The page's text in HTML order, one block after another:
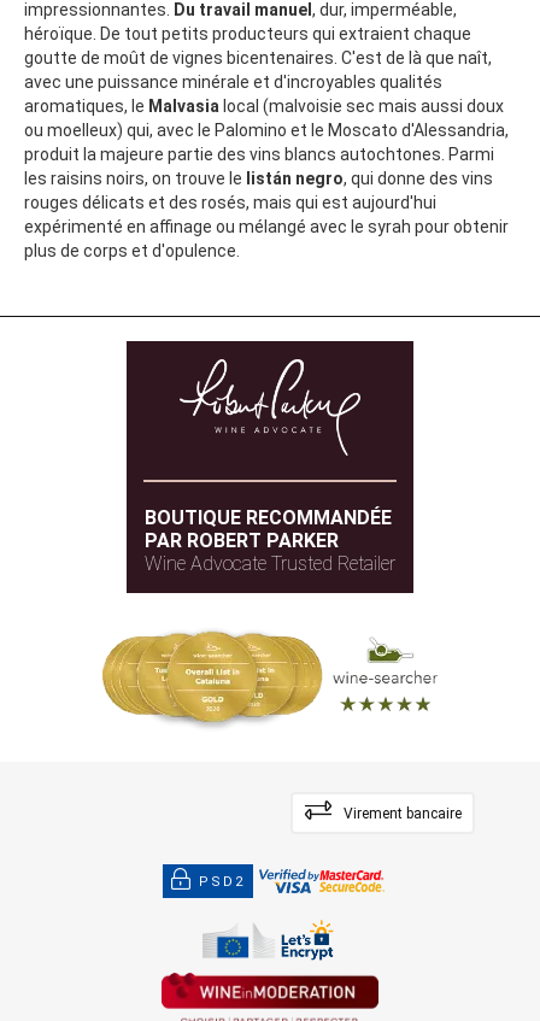
impressionnantes. Du travail manuel , dur, imperméable,
héroïque. De tout petits producteurs qui extraient chaque
goutte de moût de vignes bicentenaires. C'est de là que naît,
avec une puissance minérale et d'incroyables qualités
aromatiques, le Malvasia local (malvoisie sec mais aussi doux
ou moelleux) qui, avec le Palomino et le Moscato d'Alessandria,
produit la majeure partie des vins blancs autochtones. Parmi
les raisins noirs, on trouve le listán negro, qui donne des vins
rouges délicats et des rosés, mais qui est aujourd'hui
expérimenté en affinage ou mélangé avec le syrah pour obtenir
plus de corps et d'opulence.
BOUTIQUE RECOMMANDÉE
PAR ROBERT PARKER
Wine Advocate Trusted Retailer
Virement bancaire
PSD2